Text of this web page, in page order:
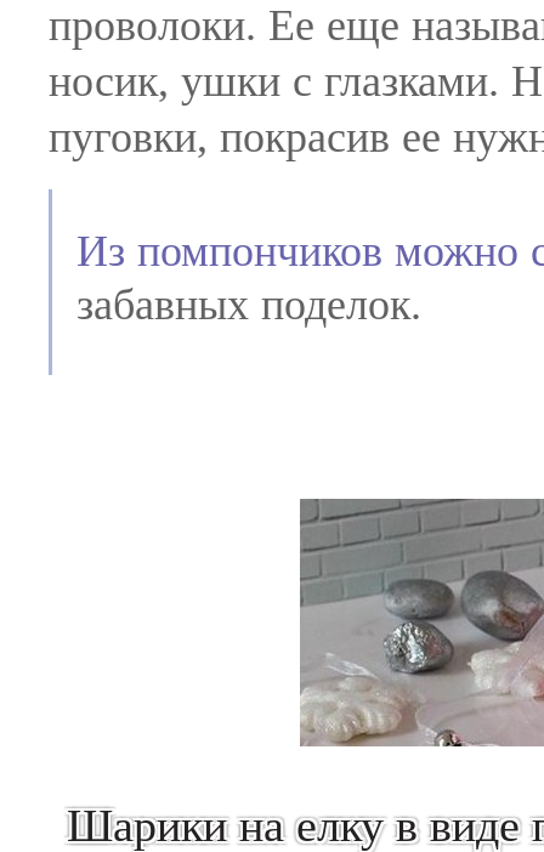
проволоки. Ее еще
носик, ушки с глазками.
пуговки, покрасив ее
Из помпончиков можно
забавных поделок.
Шарики на елку в виде